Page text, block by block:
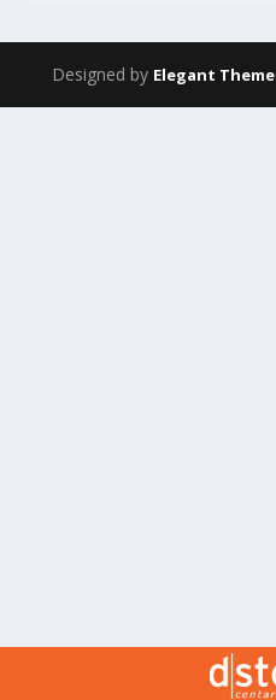
Designed by Elegant